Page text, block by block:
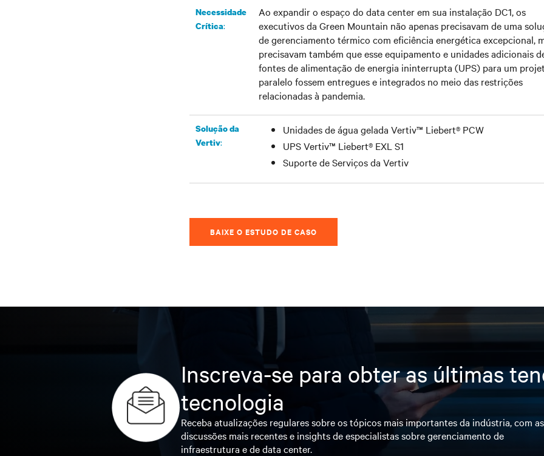
Necessidade
Crítica:
Ao expandir o espaço do data center em sua instalação DC1, os
executivos da Green Mountain não apenas precisavam de uma
de gerenciamento térmico com eficiência energética excepcional,
precisavam também que esse equipamento e unidades adicionais
fontes de alimentação de energia ininterrupta (UPS) para um
paralelo fossem entregues e integrados no meio das restrições
relacionadas à pandemia.
Solução da
Vertiv:
Unidades de água gelada Vertiv™ Liebert® PCW
UPS Vertiv™ Liebert® EXL S1
Suporte de Serviços da Vertiv
BAIXE O ESTUDO DE CASO
Inscreva-se para obter as últimas
tecnologia
Receba atualizações regulares sobre os tópicos mais importantes da indústria, com as
discussões mais recentes e insights de especialistas sobre gerenciamento de
infraestrutura e de data center.